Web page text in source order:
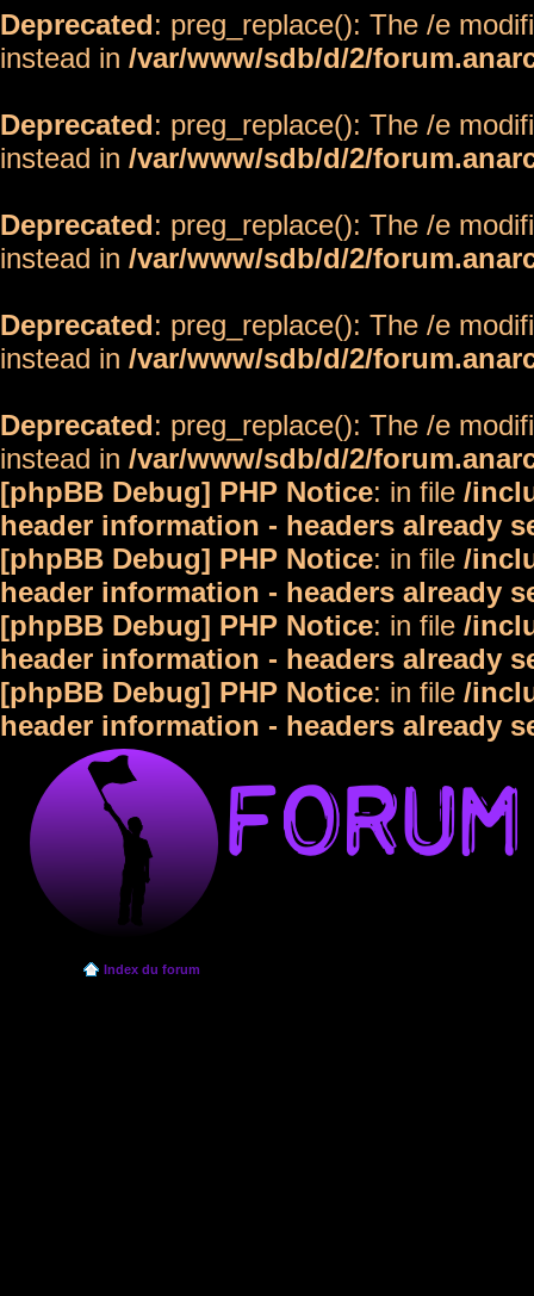
Deprecated: preg_replace(): The /e
instead in /var/www/sdb/d/2/
Deprecated: preg_replace(): The /e
instead in /var/www/sdb/d/2/
Deprecated: preg_replace(): The /e
instead in /var/www/sdb/d/2/
Deprecated: preg_replace(): The /e
instead in /var/www/sdb/d/2/
Deprecated: preg_replace(): The /e
instead in /var/www/sdb/d/2/
[phpBB Debug] PHP Notice: in file /
header information - headers already
[phpBB Debug] PHP Notice: in file /
header information - headers already
[phpBB Debug] PHP Notice: in file /
header information - headers already
[phpBB Debug] PHP Notice: in file /
header information - headers already
Index du forum